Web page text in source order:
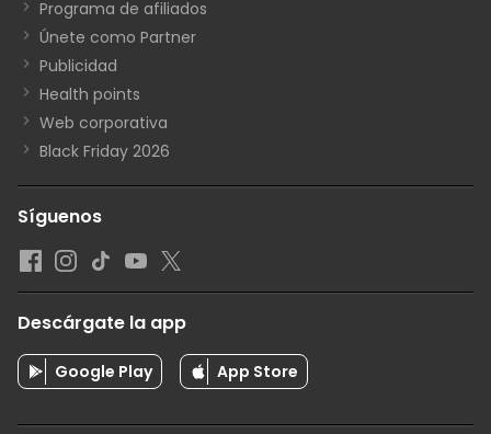
Programa de afiliados
Únete como Partner
Publicidad
Health points
Web corporativa
Black Friday 2026
Síguenos
Descárgate la app
Google Play App Store